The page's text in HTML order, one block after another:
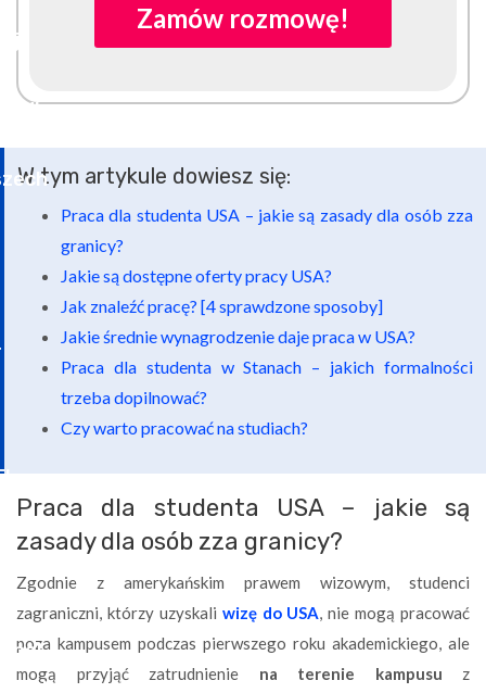
Zamów rozmowę!
W tym artykule dowiesz się:
Praca dla studenta USA – jakie są zasady dla osób zza
granicy?
Jakie są dostępne oferty pracy USA?
Jak znaleźć pracę? [4 sprawdzone sposoby]
Jakie średnie wynagrodzenie daje praca w USA?
Praca dla studenta w Stanach – jakich formalności
trzeba dopilnować?
Czy warto pracować na studiach?
Praca dla studenta USA – jakie są
zasady dla osób zza granicy?
Zgodnie z amerykańskim prawem wizowym, studenci
zagraniczni, którzy uzyskali wizę do USA, nie mogą pracować
poza kampusem podczas pierwszego roku akademickiego, ale
mogą przyjąć zatrudnienie na terenie kampusu z